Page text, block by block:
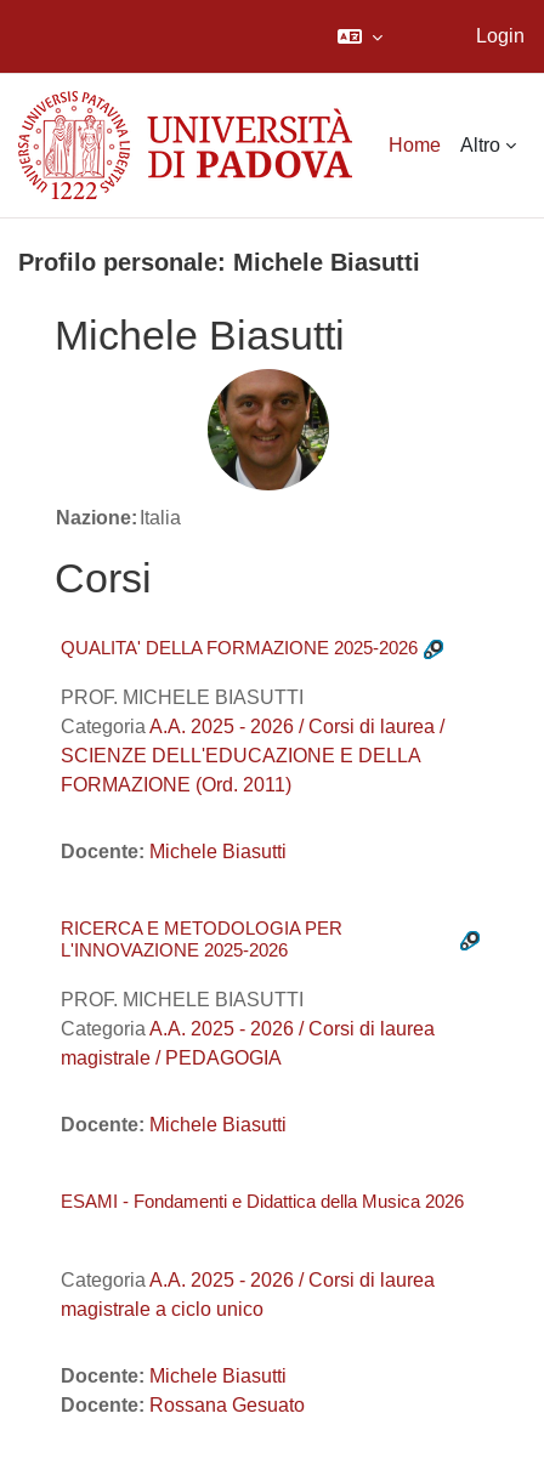
Login
Home Altro
Profilo personale: Michele Biasutti
Michele Biasutti
Nazione: Italia
Corsi
QUALITA' DELLA FORMAZIONE 2025-2026
PROF. MICHELE BIASUTTI
Categoria A.A. 2025 - 2026 / Corsi di laurea /
SCIENZE DELL'EDUCAZIONE E DELLA
FORMAZIONE (Ord. 2011)
Docente: Michele Biasutti
RICERCA E METODOLOGIA PER
L'INNOVAZIONE 2025-2026
PROF. MICHELE BIASUTTI
Categoria A.A. 2025 - 2026 / Corsi di laurea
magistrale / PEDAGOGIA
Docente: Michele Biasutti
ESAMI - Fondamenti e Didattica della Musica 2026
Categoria A.A. 2025 - 2026 / Corsi di laurea
magistrale a ciclo unico
Docente: Michele Biasutti
Docente: Rossana Gesuato